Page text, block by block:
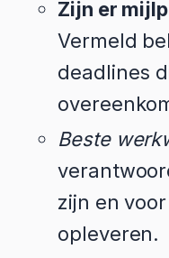
Zijn er
Vermeld
deadlines
Beste
zijn en
opleveren.